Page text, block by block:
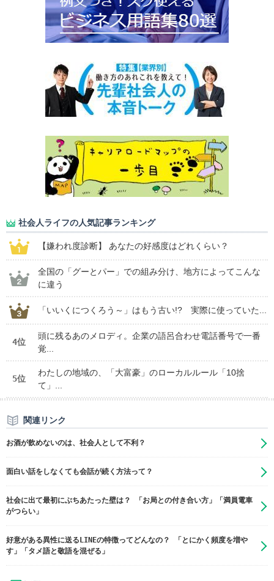
社会人ライフの人気記事ランキング
【嫌われ度診断】 あなたの好感度はどれくらい？
全国の「グーとパー」での組み分け、地方によってこんな
に違う
「いいくにつくろう～」はもう古い!? 実際に使っていた...
4位
頭に残るあのメロディ。企業の語呂合わせ電話番号で一番
覚...
5位
わたしの地域の、「大富豪」のローカルルール「10捨
て」...
関連リンク
お酒が飲めないのは、社会人として不利？
面白い話をしなくても会話が続く方法って？
社会に出て最初にぶちあたった壁は？ 「お局との付き合い方」「満員電車
がつらい」
好意がある異性に送るLINEの特徴ってどんなの？ 「とにかく頻度を増や
す」「タメ語と敬語を混ぜる」